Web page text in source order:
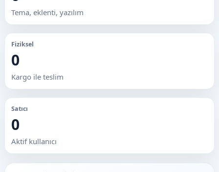
Tema, eklenti, yazılım
Fiziksel
0
Kargo ile teslim
Satıcı
0
Aktif kullanıcı